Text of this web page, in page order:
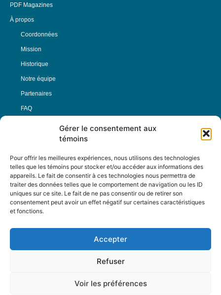
Gérer le consentement aux
témoins
Pour offrir les meilleures expériences, nous utilisons des technologies
telles que les témoins pour stocker et/ou accéder aux informations des
appareils. Le fait de consentir à ces technologies nous permettra de
traiter des données telles que le comportement de navigation ou les ID
uniques sur ce site. Le fait de ne pas consentir ou de retirer son
consentement peut avoir un effet négatif sur certaines caractéristiques
et fonctions.
Accepter
Refuser
Voir les préférences
PDF Magazines
À propos
Coordonnées
Mission
Historique
Notre équipe
Partenaires
FAQ
Nous Suivre
Contactez-nous :
12-3894 rue Sainte-Catherine Est,